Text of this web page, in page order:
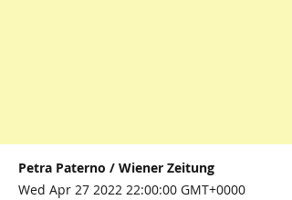
Petra Paterno / Wiener Zeitung
Wed Apr 27 2022 22:00:00 GMT+0000